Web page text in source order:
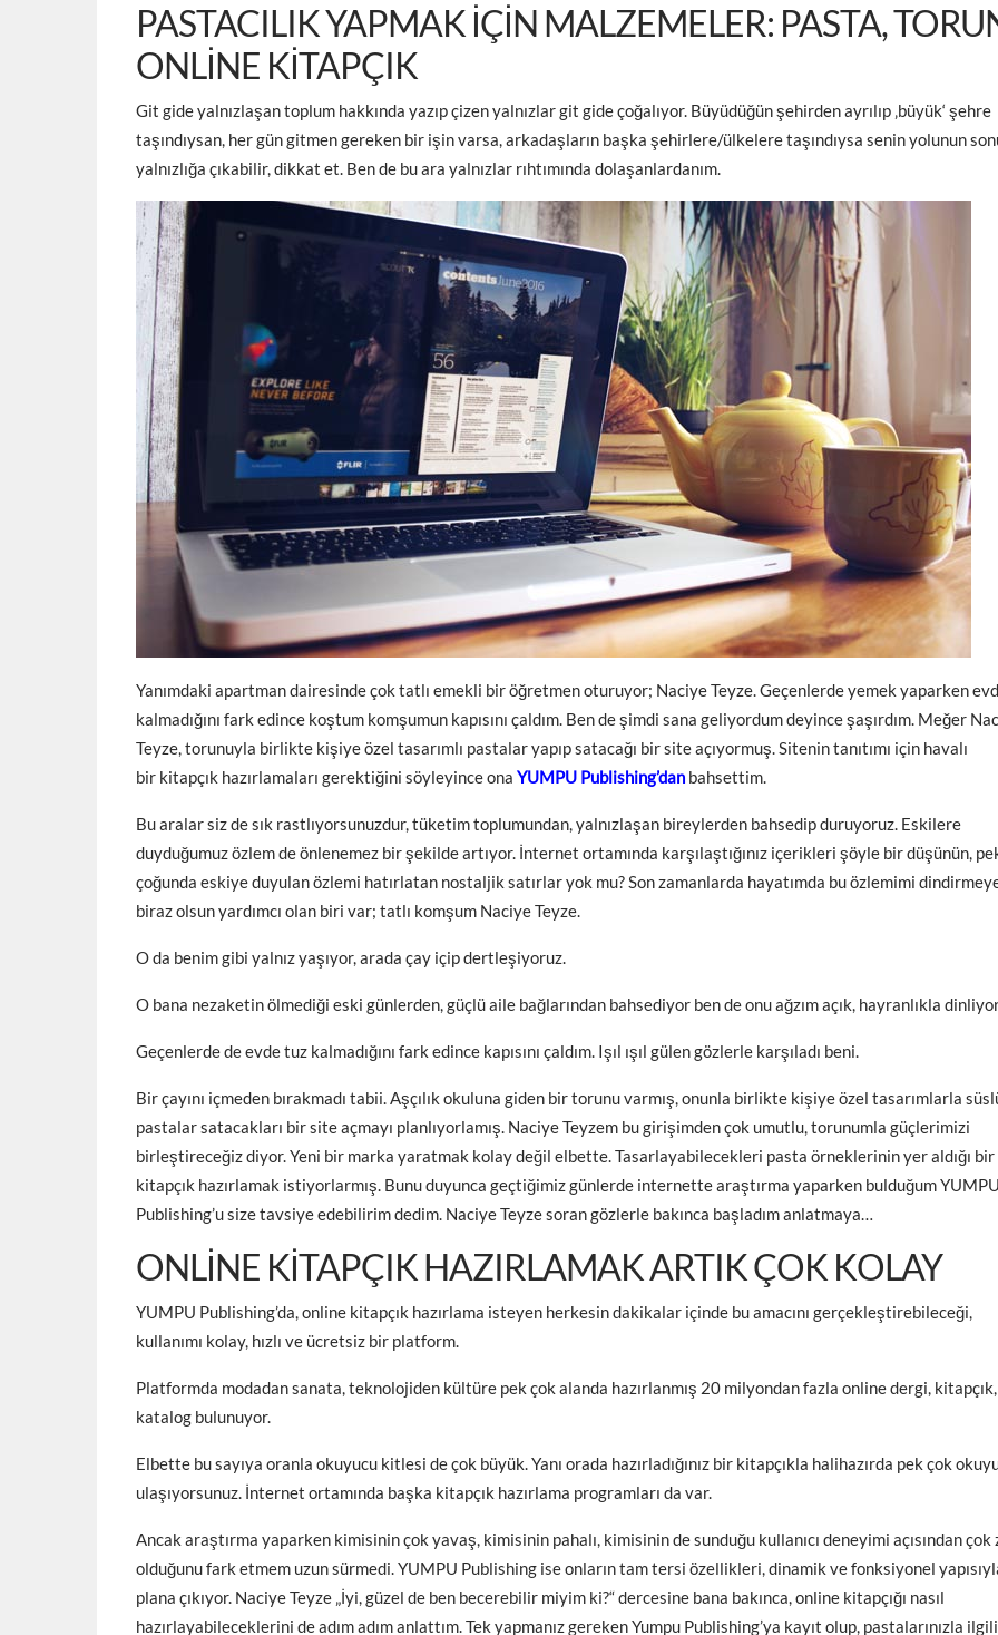
PASTACILIK YAPMAK IÇIN MALZEMELER: PASTA,
ONLINE KITAPÇIK
Git gide yalnızlaşan toplum hakkında yazıp çizen yalnızlar git gide çoğalıyor. Büyüdüğün şehirden ayrılıp ‚büyük‘ şehre
taşındıysan, her gün gitmen gereken bir işin varsa, arkadaşların başka şehirlere/ülkelere taşındıysa senin yolunun
yalnızlığa çıkabilir, dikkat et. Ben de bu ara yalnızlar rıhtımında dolaşanlardanım.
Yanımdaki apartman dairesinde çok tatlı emekli bir öğretmen oturuyor; Naciye Teyze. Geçenlerde yemek yaparken
kalmadığını fark edince koştum komşumun kapısını çaldım. Ben de şimdi sana geliyordum deyince şaşırdım. Meğer
Teyze, torunuyla birlikte kişiye özel tasarımlı pastalar yapıp satacağı bir site açıyormuş. Sitenin tanıtımı için havalı
bir kitapçık hazırlamaları gerektiğini söyleyince ona YUMPU Publishing’dan bahsettim.
Bu aralar siz de sık rastlıyorsunuzdur, tüketim toplumundan, yalnızlaşan bireylerden bahsedip duruyoruz. Eskilere
duyduğumuz özlem de önlenemez bir şekilde artıyor. İnternet ortamında karşılaştığınız içerikleri şöyle bir düşünün,
çoğunda eskiye duyulan özlemi hatırlatan nostaljik satırlar yok mu? Son zamanlarda hayatımda bu özlemimi
biraz olsun yardımcı olan biri var; tatlı komşum Naciye Teyze.
O da benim gibi yalnız yaşıyor, arada çay içip dertleşiyoruz.
O bana nezaketin ölmediği eski günlerden, güçlü aile bağlarından bahsediyor ben de onu ağzım açık, hayranlıkla
Geçenlerde de evde tuz kalmadığını fark edince kapısını çaldım. Işıl ışıl gülen gözlerle karşıladı beni.
Bir çayını içmeden bırakmadı tabii. Aşçılık okuluna giden bir torunu varmış, onunla birlikte kişiye özel tasarımlarla
pastalar satacakları bir site açmayı planlıyorlamış. Naciye Teyzem bu girişimden çok umutlu, torunumla güçlerimizi
birleştireceğiz diyor. Yeni bir marka yaratmak kolay değil elbette. Tasarlayabilecekleri pasta örneklerinin yer aldığı bir
kitapçık hazırlamak istiyorlarmış. Bunu duyunca geçtiğimiz günlerde internette araştırma yaparken bulduğum
Publishing’u size tavsiye edebilirim dedim. Naciye Teyze soran gözlerle bakınca başladım anlatmaya…
ONLINE KITAPÇIK HAZIRLAMAK ARTIK ÇOK KOLAY
YUMPU Publishing’da, online kitapçık hazırlama isteyen herkesin dakikalar içinde bu amacını gerçekleştirebileceği,
kullanımı kolay, hızlı ve ücretsiz bir platform.
Platformda modadan sanata, teknolojiden kültüre pek çok alanda hazırlanmış 20 milyondan fazla online dergi, kitapçık,
katalog bulunuyor.
Elbette bu sayıya oranla okuyucu kitlesi de çok büyük. Yanı orada hazırladığınız bir kitapçıkla halihazırda pek çok
ulaşıyorsunuz. İnternet ortamında başka kitapçık hazırlama programları da var.
Ancak araştırma yaparken kimisinin çok yavaş, kimisinin pahalı, kimisinin de sunduğu kullanıcı deneyimi açısından çok
olduğunu fark etmem uzun sürmedi. YUMPU Publishing ise onların tam tersi özellikleri, dinamik ve fonksiyonel
plana çıkıyor. Naciye Teyze „İyi, güzel de ben becerebilir miyim ki?“ dercesine bana bakınca, online kitapçığı nasıl
hazırlayabileceklerini de adım adım anlattım. Tek yapmanız gereken Yumpu Publishing’ya kayıt olup, pastalarınızla ilgili